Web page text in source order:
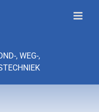
, WEG-,